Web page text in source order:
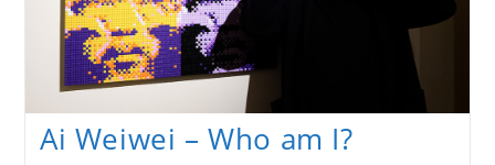
Ai Weiwei – Who am I?